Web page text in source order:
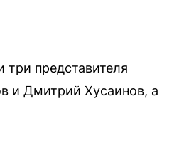
три представителя
и Дмитрий Хусаинов, а